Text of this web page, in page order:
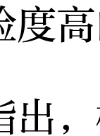
度
，